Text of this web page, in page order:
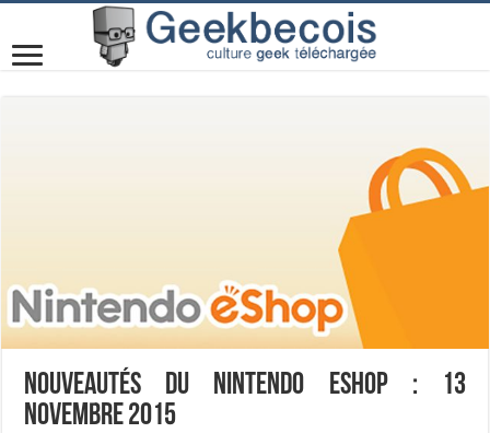
Nouveautés du Nintendo eShop : 13
novembre 2015